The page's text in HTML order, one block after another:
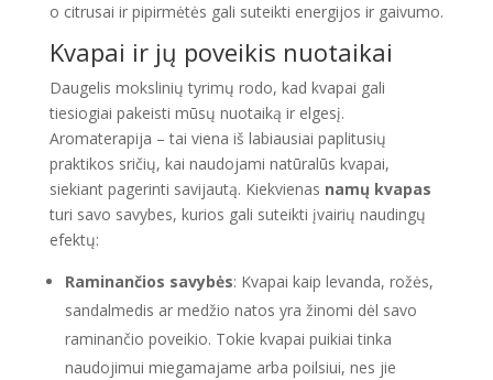
o citrusai ir pipirmėtės gali suteikti energijos ir gaivumo.
Kvapai ir jų poveikis nuotaikai
Daugelis mokslinių tyrimų rodo, kad kvapai gali
tiesiogiai pakeisti mūsų nuotaiką ir elgesį.
Aromaterapija – tai viena iš labiausiai paplitusių
praktikos sričių, kai naudojami natūralūs kvapai,
siekiant pagerinti savijautą. Kiekvienas namų kvapas
turi savo savybes, kurios gali suteikti įvairių naudingų
efektų:
Raminančios savybės: Kvapai kaip levanda, rožės,
sandalmedis ar medžio natos yra žinomi dėl savo
raminančio poveikio. Tokie kvapai puikiai tinka
naudojimui miegamajame arba poilsiui, nes jie